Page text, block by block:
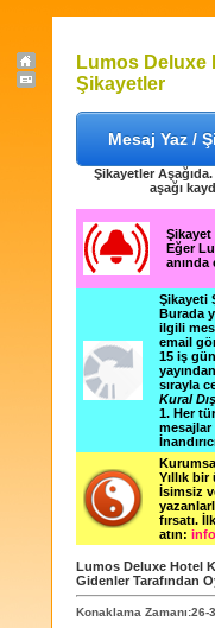
Lumos Deluxe
Şikayetler
Mesaj Yaz /
Şikayetler Aşağıda.
aşağı
Şikayet
Eğer
anında
Şikayeti
Burada
ilgili
email
15 iş
sırayla
Kural
1. Her
mesajlar
Yıllık
İsimsiz
fırsatı.
atın:
Lumos Deluxe Hotel
Gidenler Tarafından
Konaklama Zamanı:26-